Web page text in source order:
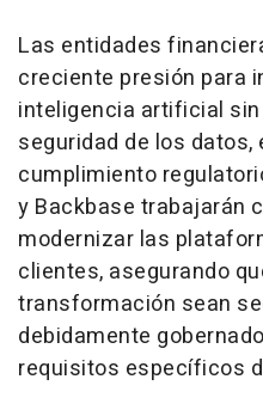
Las entidades
creciente presión para
inteligencia artificial
seguridad de los
cumplimiento
y Backbase trabajarán
modernizar las
clientes, asegurando
transformación sean
debidamente
requisitos específicos